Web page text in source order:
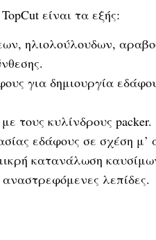
είναι τα εξής:
ηλιολούλουδων,
για δημιουργία
τους κυλίνδρους packer.
εδάφους σε σχέση
κατανάλωση
λεπίδες.